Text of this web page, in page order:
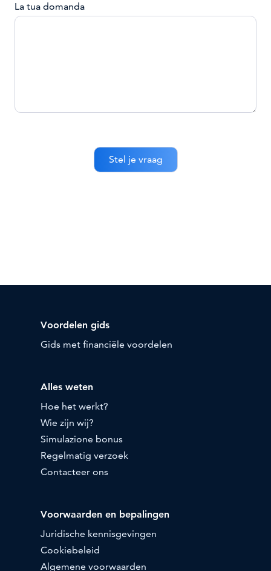
La tua domanda
Voordelen gids
Gids met financiële voordelen
Alles weten
Hoe het werkt?
Wie zijn wij?
Simulazione bonus
Regelmatig verzoek
Contacteer ons
Voorwaarden en bepalingen
Juridische kennisgevingen
Cookiebeleid
Algemene voorwaarden